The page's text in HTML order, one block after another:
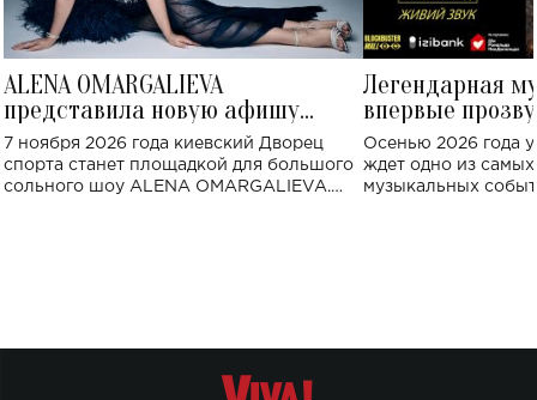
ALENA OMARGALIEVA
представила новую афишу
большого концерта во Дворце
спорта
7 ноября 2026 года киевский Дворец
спорта станет площадкой для большого
сольного шоу ALENA OMARGALIEVA.
Легендарная
впервые
Украине: где
Осенью 2026 года
ждет одно из
музыкальных